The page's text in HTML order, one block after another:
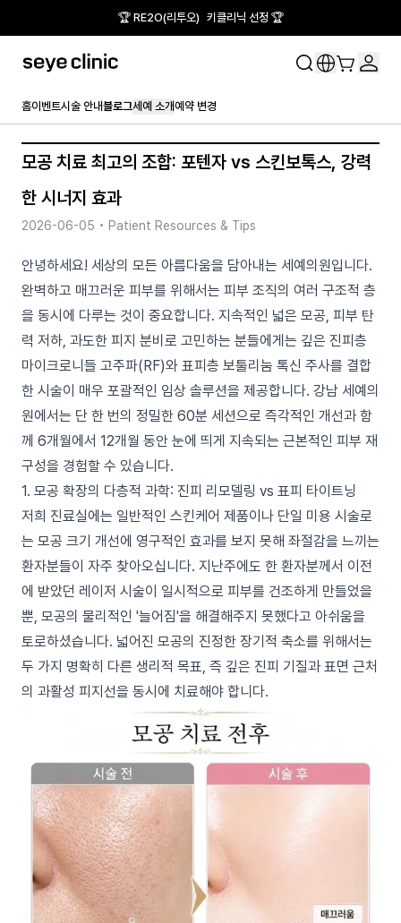
🏆 RE2O(리투오) 키클리닉 선정 🏆
홈이벤트시술 안내블로그세예 소개 예약 변경
모공 치료 최고의 조합: 포텐자 vs 스킨보톡스, 강력
한 시너지 효과
2026-06-05 • Patient Resources & Tips
안녕하세요! 세상의 모든 아름다움을 담아내는 세예의원입니다.
완벽하고 매끄러운 피부를 위해서는 피부 조직의 여러 구조적 층
을 동시에 다루는 것이 중요합니다. 지속적인 넓은 모공, 피부 탄
력 저하, 과도한 피지 분비로 고민하는 분들에게는 깊은 진피층
마이크로니들 고주파(RF)와 표피층 보툴리눔 톡신 주사를 결합
한 시술이 매우 포괄적인 임상 솔루션을 제공합니다. 강남 세예의
원에서는 단 한 번의 정밀한 60분 세션으로 즉각적인 개선과 함
께 6개월에서 12개월 동안 눈에 띄게 지속되는 근본적인 피부 재
구성을 경험할 수 있습니다.
1. 모공 확장의 다층적 과학: 진피 리모델링 vs 표피 타이트닝
저희 진료실에는 일반적인 스킨케어 제품이나 단일 미용 시술로
는 모공 크기 개선에 영구적인 효과를 보지 못해 좌절감을 느끼는
환자분들이 자주 찾아오십니다. 지난주에도 한 환자분께서 이전
에 받았던 레이저 시술이 일시적으로 피부를 건조하게 만들었을
뿐, 모공의 물리적인 '늘어짐'을 해결해주지 못했다고 아쉬움을
토로하셨습니다. 넓어진 모공의 진정한 장기적 축소를 위해서는
두 가지 명확히 다른 생리적 목표, 즉 깊은 진피 기질과 표면 근처
의 과활성 피지선을 동시에 치료해야 합니다.